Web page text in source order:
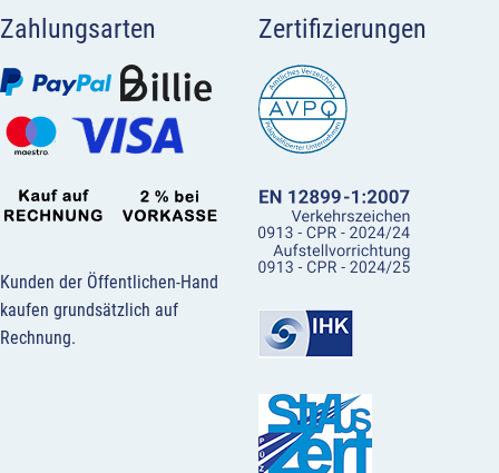
Zahlungsarten
Kunden der Öffentlichen-Hand
kaufen grundsätzlich auf
Rechnung.
Zertifizierungen